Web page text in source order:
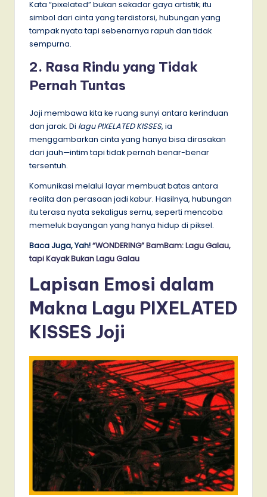
Kata “pixelated” bukan sekadar gaya artistik; itu
simbol dari cinta yang terdistorsi, hubungan yang
tampak nyata tapi sebenarnya rapuh dan tidak
sempurna.
2. Rasa Rindu yang Tidak
Pernah Tuntas
Joji membawa kita ke ruang sunyi antara kerinduan
dan jarak. Di lagu PIXELATED KISSES, ia
menggambarkan cinta yang hanya bisa dirasakan
dari jauh—intim tapi tidak pernah benar-benar
tersentuh.
Komunikasi melalui layar membuat batas antara
realita dan perasaan jadi kabur. Hasilnya, hubungan
itu terasa nyata sekaligus semu, seperti mencoba
memeluk bayangan yang hanya hidup di piksel.
Baca Juga, Yah!“WONDERING” BamBam: Lagu Galau,
tapi Kayak Bukan Lagu Galau
Lapisan Emosi dalam
Makna Lagu PIXELATED
KISSES Joji